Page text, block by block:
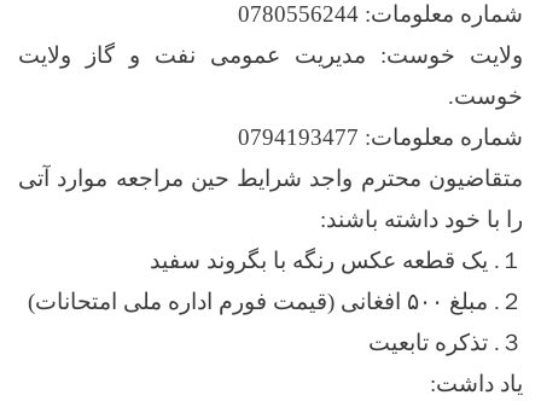
شماره معلومات: 0780556244
ولایت خوست: مدیریت عمومی نفت و گاز ولایت
خوست.
شماره معلومات: 0794193477
متقاضیون محترم واجد شرایط حین مراجعه موارد آتی
را با خود داشته باشند:
１. یک قطعه عکس رنگه با بگروند سفید
２. مبلغ ۵۰۰ افغانی (قیمت فورم اداره ملی امتحانات)
３. تذکره تابعیت
یاد داشت: